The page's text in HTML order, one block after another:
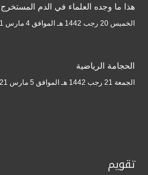
هذا ما وجده العلماء في الدم
الخميس 20 رجب 1442 هـ الموافق 4 مارس 2021 مـ
الحجامة الرياضية
الجمعة 21 رجب 1442 هـ الموافق 5 مارس 2021 مـ
تقويم